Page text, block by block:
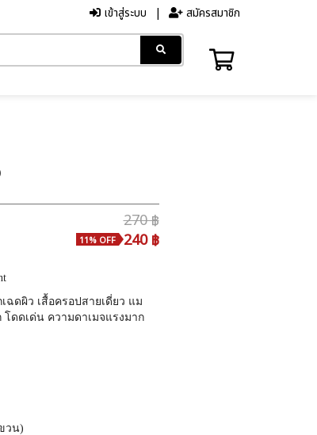
เข้าสู่ระบบ สมัครสมาชิก
270 ฿
240 ฿
11% OFF
ฉดผิว เสื้อครอปสายเดี่ยว แม
ดดเด่น ความดาเมจแรงมาก
วน)